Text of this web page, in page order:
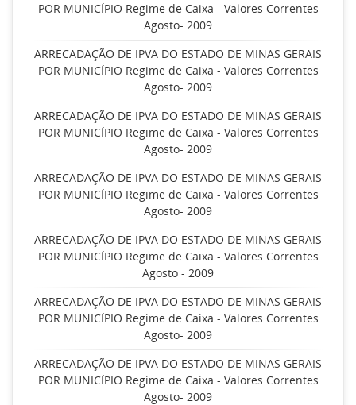
POR MUNICÍPIO Regime de Caixa - Valores Correntes
Agosto- 2009
ARRECADAÇÃO DE IPVA DO ESTADO DE MINAS GERAIS
POR MUNICÍPIO Regime de Caixa - Valores Correntes
Agosto- 2009
ARRECADAÇÃO DE IPVA DO ESTADO DE MINAS GERAIS
POR MUNICÍPIO Regime de Caixa - Valores Correntes
Agosto- 2009
ARRECADAÇÃO DE IPVA DO ESTADO DE MINAS GERAIS
POR MUNICÍPIO Regime de Caixa - Valores Correntes
Agosto- 2009
ARRECADAÇÃO DE IPVA DO ESTADO DE MINAS GERAIS
POR MUNICÍPIO Regime de Caixa - Valores Correntes
Agosto - 2009
ARRECADAÇÃO DE IPVA DO ESTADO DE MINAS GERAIS
POR MUNICÍPIO Regime de Caixa - Valores Correntes
Agosto- 2009
ARRECADAÇÃO DE IPVA DO ESTADO DE MINAS GERAIS
POR MUNICÍPIO Regime de Caixa - Valores Correntes
Agosto- 2009